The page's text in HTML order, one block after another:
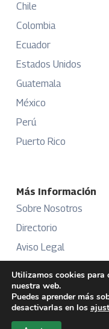
Chile
Colombia
Ecuador
Estados Unidos
Guatemala
México
Perú
Puerto Rico
Más Información
Sobre Nosotros
Directorio
Aviso Legal
Publicidad
Utilizamos cookies para
nuestra web.
Puedes aprender más
desactivarlas en los